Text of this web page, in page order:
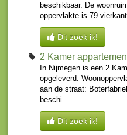
beschikbaar. De
oppervlakte is 79
Dit zoek ik!
2 Kamer
In Nijmegen is een 2
opgeleverd.
aan de straat:
beschi....
Dit zoek ik!